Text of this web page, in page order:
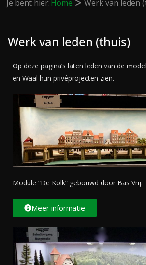
Je bent hier:Home Werk van leden
Werk van leden (thuis)
Op deze pagina’s laten leden van de
en Waal hun privéprojecten zien.
Module “De Kolk” gebouwd door Bas Vrij.
Meer informatie